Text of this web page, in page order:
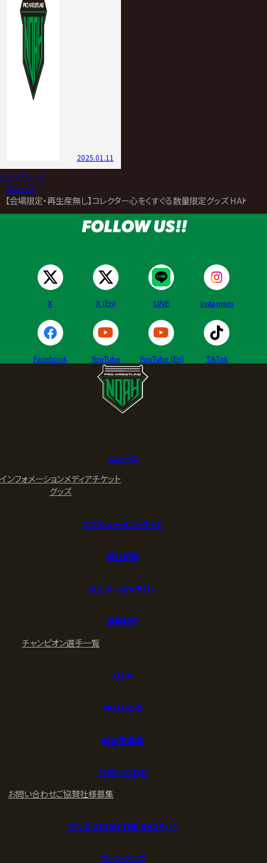
2025.01.11
トップページ
ニュース
【会場限定・再生産無し】コレクター心をくすぐる数量限定グッズ
FOLLOW US!!
X X (En) LINE Instagram
Facebook YouTube YouTube (En) TikTok
ニュース
インフォメーションメディアチケット
グッズ
スケジュール/チケット
試合結果
ポスターギャラリー
選手紹介
チャンピオン選手一覧
Q&A
NOAHとは
練習生募集
お問い合わせ
お問い合わせご協賛社様募集
グッズ (NOAH THE SHOP) ↗︎
ファンクラブ